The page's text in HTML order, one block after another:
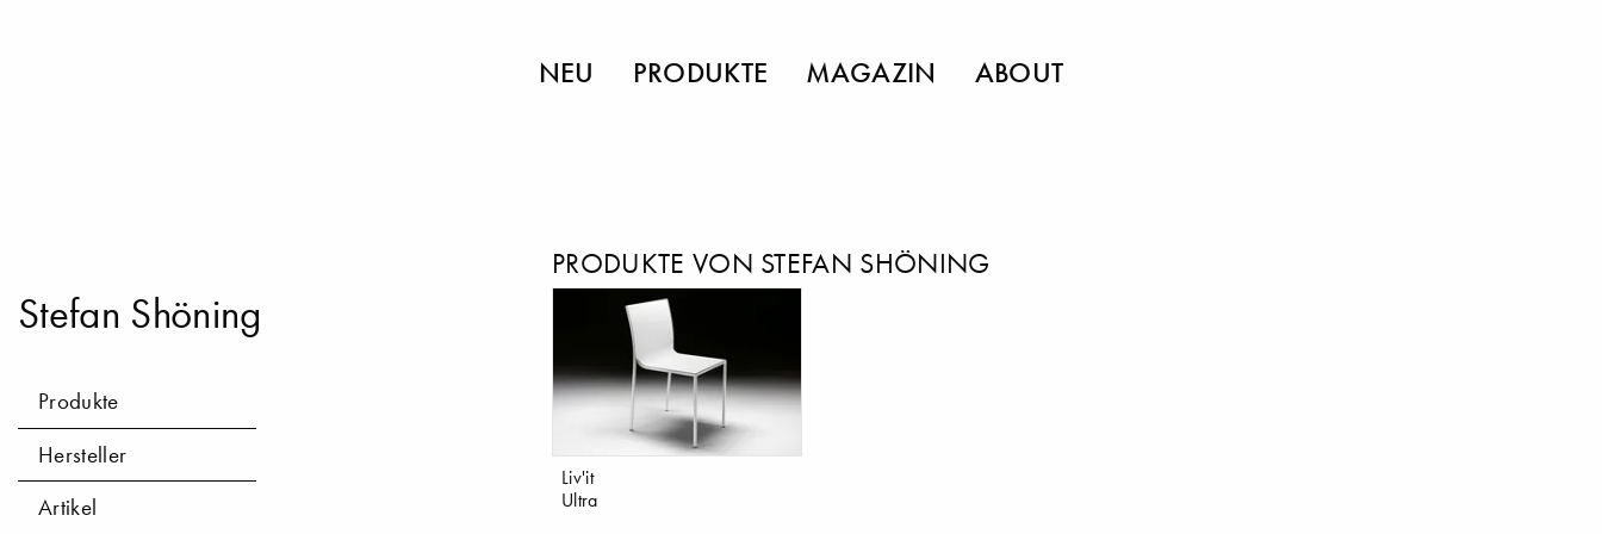
NEU PRODUKTE MAGAZIN ABOUT
Stefan Shöning
Produkte
Hersteller
Artikel
PRODUKTE VON STEFAN SHÖNING
Liv'it
Ultra